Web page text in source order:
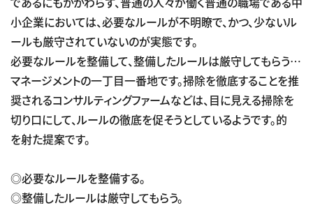
小企業においては、必要なルールが不明瞭で、かつ、少ないル
ールも厳守されていないのが実態です。
必要なルールを整備して、整備したルールは厳守してもらう…
マネージメントの一丁目一番地です。掃除を徹底することを推
奨されるコンサルティングファームなどは、目に見える掃除を
切り口にして、ルールの徹底を促そうとしているようです。的
を射た提案です。
◎必要なルールを整備する。
◎整備したルールは厳守してもらう。